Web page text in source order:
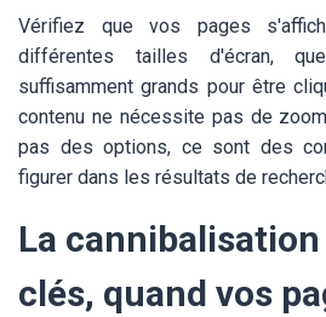
Vérifiez que vos pages
différentes tailles d'écran,
suffisamment grands pour être
contenu ne nécessite pas de
pas des options, ce sont des
figurer dans les résultats de
La
clés, quand vos